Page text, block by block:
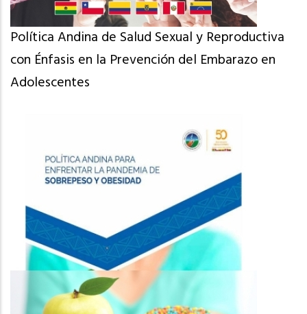
Política Andina de Salud Sexual y Reproductiva
con Énfasis en la Prevención del Embarazo en
Adolescentes